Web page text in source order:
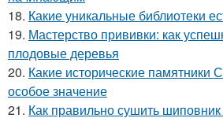
18. Какие уникальные библиотеки
19. Мастерство прививки: как
плодовые деревья
20. Какие исторические памятники
особое значение
21. Как правильно сушить